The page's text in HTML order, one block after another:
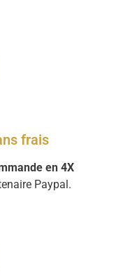
frais
en 4X
Paypal.